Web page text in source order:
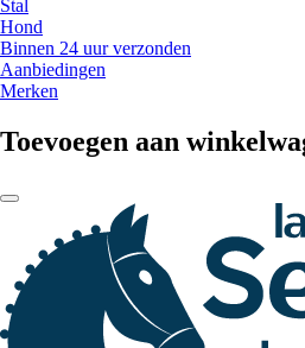
Stal
Hond
Binnen 24 uur verzonden
Aanbiedingen
Merken
Toevoegen aan